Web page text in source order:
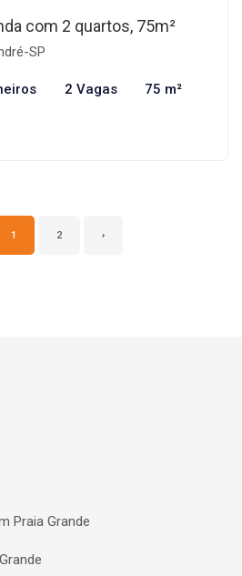
com 2 quartos, 75m²
SP
2 Vagas 75 m²
1 2 ›
Praia Grande